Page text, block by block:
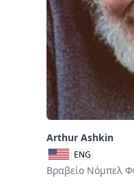
Arthur Ashkin
ENG
Βραβείο Νόμπελ